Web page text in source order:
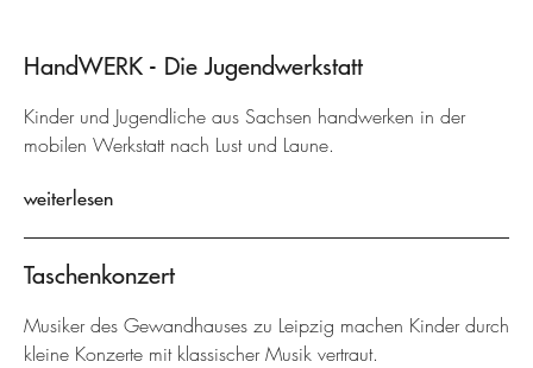
HandWERK - Die Jugendwerkstatt
Kinder und Jugendliche aus Sachsen handwerken in der
mobilen Werkstatt nach Lust und Laune.
weiterlesen
Taschenkonzert
Musiker des Gewandhauses zu Leipzig machen Kinder durch
kleine Konzerte mit klassischer Musik vertraut.